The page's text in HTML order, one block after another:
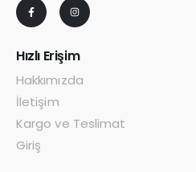
Hızlı Erişim
Hakkımızda
İletişim
Kargo ve Teslimat
Giriş